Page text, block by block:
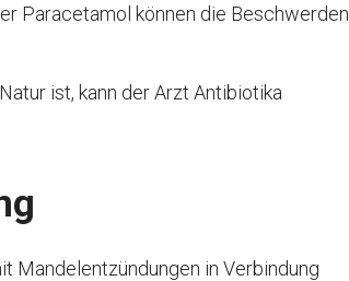
Paracetamol können die Beschwerden
ist, kann der Arzt Antibiotika
Mandelentzündungen in Verbindung